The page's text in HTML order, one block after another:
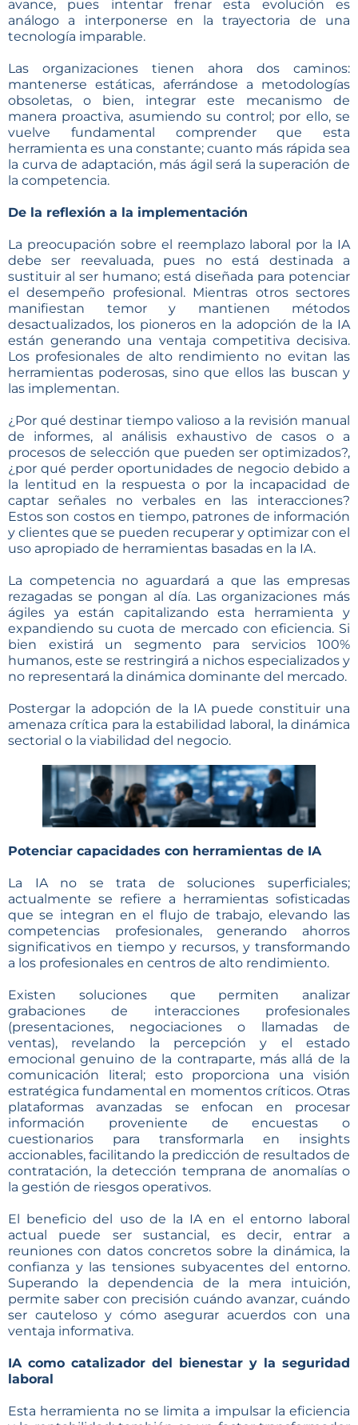
avance, pues intentar frenar esta evolución es
análogo a interponerse en la trayectoria de una
tecnología imparable.
Las organizaciones tienen ahora dos caminos:
mantenerse estáticas, aferrándose a metodologías
obsoletas, o bien, integrar este mecanismo de
manera proactiva, asumiendo su control; por ello, se
vuelve fundamental comprender que esta
herramienta es una constante; cuanto más rápida sea
la curva de adaptación, más ágil será la superación de
la competencia.
De la reflexión a la implementación
La preocupación sobre el reemplazo laboral por la IA
debe ser reevaluada, pues no está destinada a
sustituir al ser humano; está diseñada para potenciar
el desempeño profesional. Mientras otros sectores
manifiestan temor y mantienen métodos
desactualizados, los pioneros en la adopción de la IA
están generando una ventaja competitiva decisiva.
Los profesionales de alto rendimiento no evitan las
herramientas poderosas, sino que ellos las buscan y
las implementan.
¿Por qué destinar tiempo valioso a la revisión manual
de informes, al análisis exhaustivo de casos o a
procesos de selección que pueden ser optimizados?,
¿por qué perder oportunidades de negocio debido a
la lentitud en la respuesta o por la incapacidad de
captar señales no verbales en las interacciones?
Estos son costos en tiempo, patrones de información
y clientes que se pueden recuperar y optimizar con el
uso apropiado de herramientas basadas en la IA.
La competencia no aguardará a que las empresas
rezagadas se pongan al día. Las organizaciones más
ágiles ya están capitalizando esta herramienta y
expandiendo su cuota de mercado con eficiencia. Si
bien existirá un segmento para servicios 100%
humanos, este se restringirá a nichos especializados y
no representará la dinámica dominante del mercado.
Postergar la adopción de la IA puede constituir una
amenaza crítica para la estabilidad laboral, la dinámica
sectorial o la viabilidad del negocio.
Potenciar capacidades con herramientas de IA
La IA no se trata de soluciones superficiales;
actualmente se refiere a herramientas sofisticadas
que se integran en el flujo de trabajo, elevando las
competencias profesionales, generando ahorros
significativos en tiempo y recursos, y transformando
a los profesionales en centros de alto rendimiento.
Existen soluciones que permiten analizar
grabaciones de interacciones profesionales
(presentaciones, negociaciones o llamadas de
ventas), revelando la percepción y el estado
emocional genuino de la contraparte, más allá de la
comunicación literal; esto proporciona una visión
estratégica fundamental en momentos críticos. Otras
plataformas avanzadas se enfocan en procesar
información proveniente de encuestas o
cuestionarios para transformarla en insights
accionables, facilitando la predicción de resultados de
contratación, la detección temprana de anomalías o
la gestión de riesgos operativos.
El beneficio del uso de la IA en el entorno laboral
actual puede ser sustancial, es decir, entrar a
reuniones con datos concretos sobre la dinámica, la
confianza y las tensiones subyacentes del entorno.
Superando la dependencia de la mera intuición,
permite saber con precisión cuándo avanzar, cuándo
ser cauteloso y cómo asegurar acuerdos con una
ventaja informativa.
IA como catalizador del bienestar y la seguridad
laboral
Esta herramienta no se limita a impulsar la eficiencia